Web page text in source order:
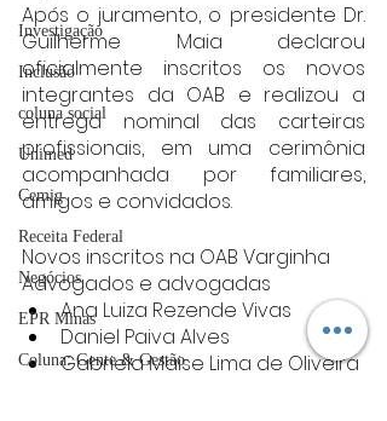
Investigação
Inclusão
coluna social
Unimed
Cemig
Receita Federal
Negócios
EPR Minas
Coluna: Gente & Gestão
Após o juramento, o presidente Dr.
Guilherme Maia declarou
oficialmente inscritos os novos
integrantes da OAB e realizou a
entrega nominal das carteiras
profissionais, em uma cerimônia
acompanhada por familiares,
amigos e convidados.
Novos inscritos na OAB Varginha
Advogados e advogadas
Ana Luiza Rezende Vivas
Daniel Paiva Alves
Gabriela Maise Lima de Oliveira